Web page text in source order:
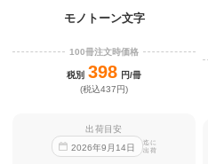
モノトーン文字
100冊注文時価格
税別 398 円/冊
(税込437円)
出荷目安
2026年9 月 14日
迄に
出荷